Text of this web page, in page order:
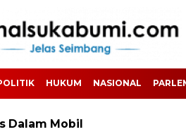
HUKUM NASIONAL
Dalam Mobil